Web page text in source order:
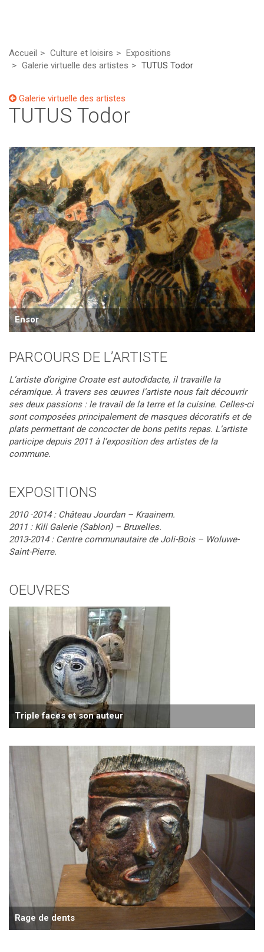
Accueil Culture et loisirs
Expositions
Galerie virtuelle des artistes
TUTUS Todor
Galerie virtuelle des artistes
TUTUS Todor
Ensor
PARCOURS DE L’ARTISTE
L’artiste d’origine Croate est autodidacte, il travaille la
céramique. À travers ses œuvres l’artiste nous fait découvrir
ses deux passions : le travail de la terre et la cuisine. Celles-ci
sont composées principalement de masques décoratifs et de
plats permettant de concocter de bons petits repas. L’artiste
participe depuis 2011 à l’exposition des artistes de la
commune.
EXPOSITIONS
2010 -2014 : Château Jourdan – Kraainem.
2011 : Kili Galerie (Sablon) – Bruxelles.
2013-2014 : Centre communautaire de Joli-Bois – Woluwe-
Saint-Pierre.
OEUVRES
Triple faces et son auteur
Rage de dents